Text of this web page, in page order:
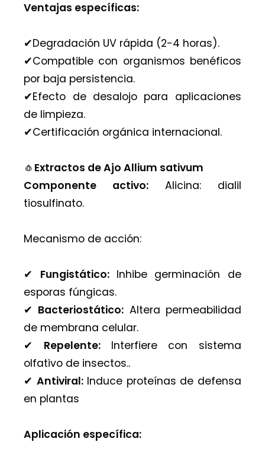
Ventajas específicas:
✔︎Degradación UV rápida (2-4 horas).
✔︎Compatible con organismos benéficos
por baja persistencia.
✔︎Efecto de desalojo para aplicaciones
de limpieza.
✔︎Certificación orgánica internacional.
🧄 Extractos de Ajo Allium sativum
Componente activo: Alicina: dialil
tiosulfinato.
Mecanismo de acción:
✔︎ Fungistático:Inhibe germinación de
esporas fúngicas.
✔︎ Bacteriostático: Altera permeabilidad
de membrana celular.
✔︎ Repelente:Interfiere con sistema
olfativo de insectos..
✔︎ Antiviral:Induce proteínas de defensa
en plantas
Aplicación específica: